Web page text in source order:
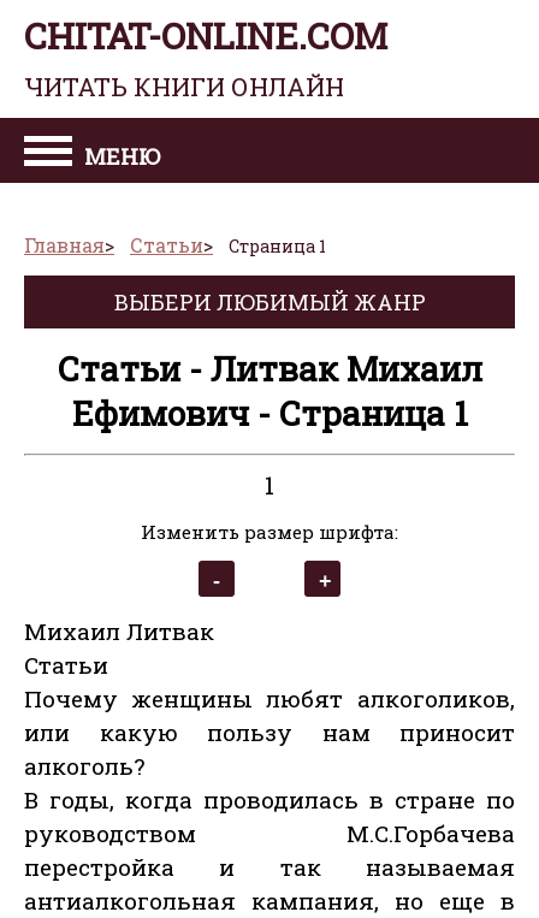
CHITAT-ONLINE.COM
ЧИТАТЬ КНИГИ ОНЛАЙН
МЕНЮ
Главная Статьи Страница 1
ВЫБЕРИ ЛЮБИМЫЙ ЖАНР
Статьи - Литвак Михаил
Ефимович - Страница 1
1
Изменить размер шрифта:
Михаил Литвак
Статьи
Почему женщины любят алкоголиков,
или какую пользу нам приносит
алкоголь?
В годы, когда проводилась в стране по
руководством М.С.Горбачева
перестройка и так называемая
антиалкогольная кампания, но еще в